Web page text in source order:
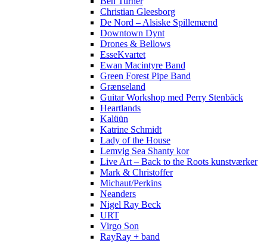
Christian Gleesborg
De Nord – Alsiske Spillemænd
Downtown Dynt
Drones & Bellows
EsseKvartet
Ewan Macintyre Band
Green Forest Pipe Band
Grænseland
Guitar Workshop med Perry Stenbäck
Heartlands
Kalüün
Katrine Schmidt
Lady of the House
Lemvig Sea Shanty kor
Live Art – Back to the Roots kunstværker
Mark & Christoffer
Michaut/Perkins
Neanders
Nigel Ray Beck
URT
Virgo Son
RayRay + band